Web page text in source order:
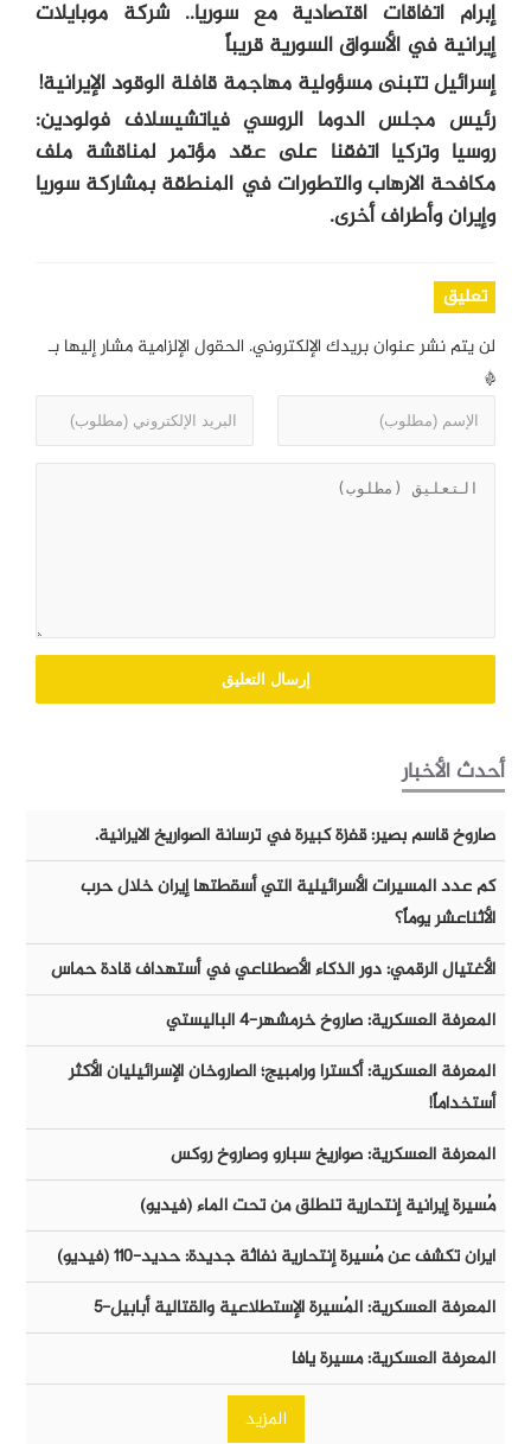
إبرام اتفاقات اقتصادية مع سوريا.. شركة موبايلات
إيرانية في الأسواق السورية قريباً
إسرائيل تتبنى مسؤولية مهاجمة قافلة الوقود الإيرانية!
رئيس مجلس الدوما الروسي فياتشيسلاف فولودين:
روسيا وتركيا اتفقنا على عقد مؤتمر لمناقشة ملف
مكافحة الارهاب والتطورات في المنطقة بمشاركة سوريا
وإيران وأطراف أخرى.
تعليق
لن يتم نشر عنوان بريدك الإلكتروني. الحقول الإلزامية مشار إليها بـ
*
أحدث الأخبار
صاروخ قاسم بصير: قفزة كبيرة في ترسانة الصواريخ الايرانية.
كم عدد المسيرات الأسرائيلية التي أسقطتها إيران خلال حرب
الأثناعشر يوماً؟
الأغتيال الرقمي: دور الذكاء الأصطناعي في أستهداف قادة حماس
المعرفة العسكرية: صاروخ خرمشهر-٤ الباليستي
المعرفة العسكرية: أكسترا ورامبيج؛ الصاروخان الإسرائيليان الأكثر
أستخداماً!
المعرفة العسكرية: صواريخ سبارو وصاروخ روكس
مُسيرة إيرانية إنتحارية تنطلق من تحت الماء (فيديو)
ايران تكشف عن مُسيرة إنتحارية نفاثة جديدة: حديد-١١٠ (فيديو)
المعرفة العسكرية: المُسيرة الإستطلاعية والقتالية أبابيل-٥
المعرفة العسكرية: مسيرة يافا
المزيد